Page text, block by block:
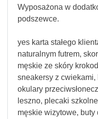
Wyposażona w
podszewce.
yes karta stałego
naturalnym futrem,
męskie ze skóry
sneakersy z
okulary
leszno, plecaki
męskie wizytowe,